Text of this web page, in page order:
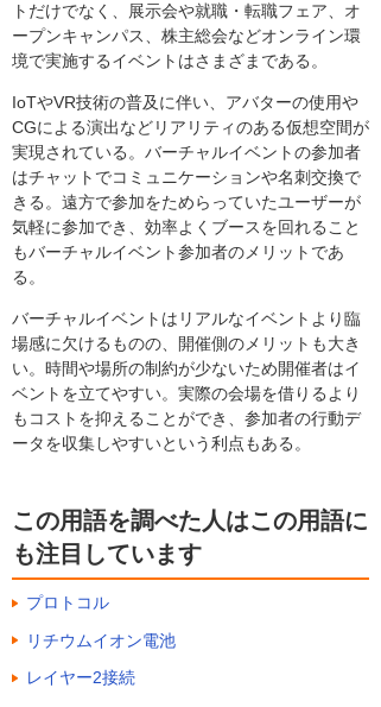
トだけでなく、展示会や就職・転職フェア、オ
ープンキャンパス、株主総会などオンライン環
境で実施するイベントはさまざまである。
IoTやVR技術の普及に伴い、アバターの使用や
CGによる演出などリアリティのある仮想空間が
実現されている。バーチャルイベントの参加者
はチャットでコミュニケーションや名刺交換で
きる。遠方で参加をためらっていたユーザーが
気軽に参加でき、効率よくブースを回れること
もバーチャルイベント参加者のメリットであ
る。
バーチャルイベントはリアルなイベントより臨
場感に欠けるものの、開催側のメリットも大き
い。時間や場所の制約が少ないため開催者はイ
ベントを立てやすい。実際の会場を借りるより
もコストを抑えることができ、参加者の行動デ
ータを収集しやすいという利点もある。
この用語を調べた人はこの用語に
も注目しています
プロトコル
リチウムイオン電池
レイヤー2接続